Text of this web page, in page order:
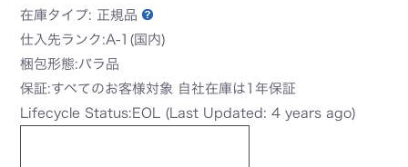
在庫タイプ: 正規品
仕入先ランク:A-1(国内)
梱包形態:バラ品
保証:すべてのお客様対象 自社在庫は1年保証
Lifecycle Status:EOL (Last Updated: 4 years ago)